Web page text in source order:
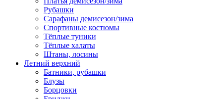
Рубашки
Сарафаны демисезон/зима
Спортивные костюмы
Тёплые туники
Тёплые халаты
Штаны, лосины
Летний верхний
Батники, рубашки
Блузы
Борцовки